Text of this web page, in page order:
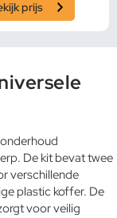
prijs
De kit bevat twee
verschillende
plastic koffer. De
voor veilig